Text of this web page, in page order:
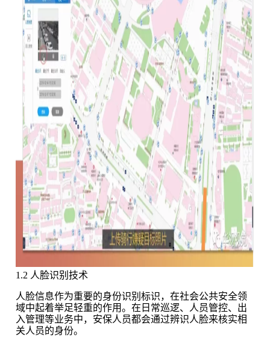
1.2 人脸识别技术
人脸信息作为重要的身份识别标识，在社会公共安全领
域中起着举足轻重的作用。在日常巡逻、人员管控、出
入管理等业务中，安保人员都会通过辨识人脸来核实相
关人员的身份。